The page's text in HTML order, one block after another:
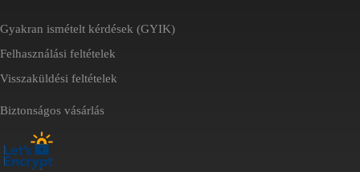
Gyakran ismételt kérdések (GYIK)
Felhasználási feltételek
Visszaküldési feltételek
Biztonságos vásárlás